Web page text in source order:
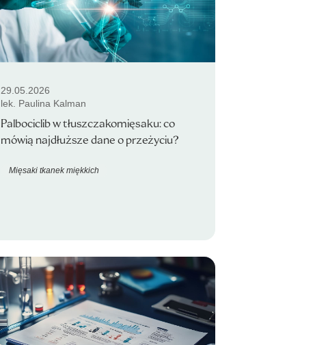
29.05.2026
lek. Paulina Kalman
Palbociclib w tłuszczakomięsaku: co
mówią najdłuższe dane o przeżyciu?
Mięsaki tkanek miękkich